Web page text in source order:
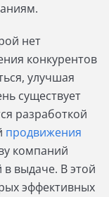
нет
конкурентов
улучшая
существует
разработкой
продвижения
компаний
выдаче. В этой
эффективных